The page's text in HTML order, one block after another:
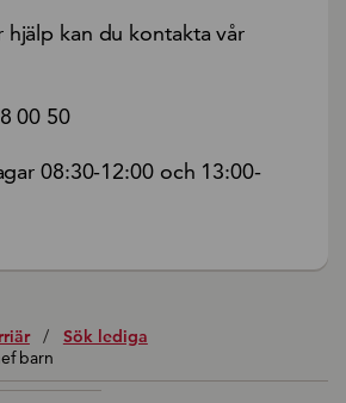
kan du kontakta vår
00 50
08:30-12:00 och 13:00-
/
Sök lediga
barn